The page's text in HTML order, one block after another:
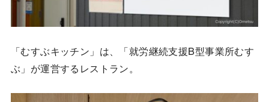
「むすぶキッチン」は、「就労継続支援B型事業所むす
ぶ」が運営するレストラン。